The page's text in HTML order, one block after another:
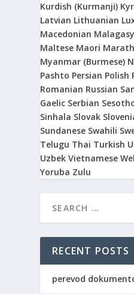
Kurdish (Kurmanji)
Latvian Lithuanian
Macedonian Malagasy
Maltese Maori
Myanmar (Burmese)
Pashto Persian Polish
Romanian Russian
Gaelic Serbian
Sinhala Slovak
Sundanese Swahili
Telugu Thai Turkish
Uzbek Vietnamese
Yoruba Zulu
RECENT POSTS
perevod